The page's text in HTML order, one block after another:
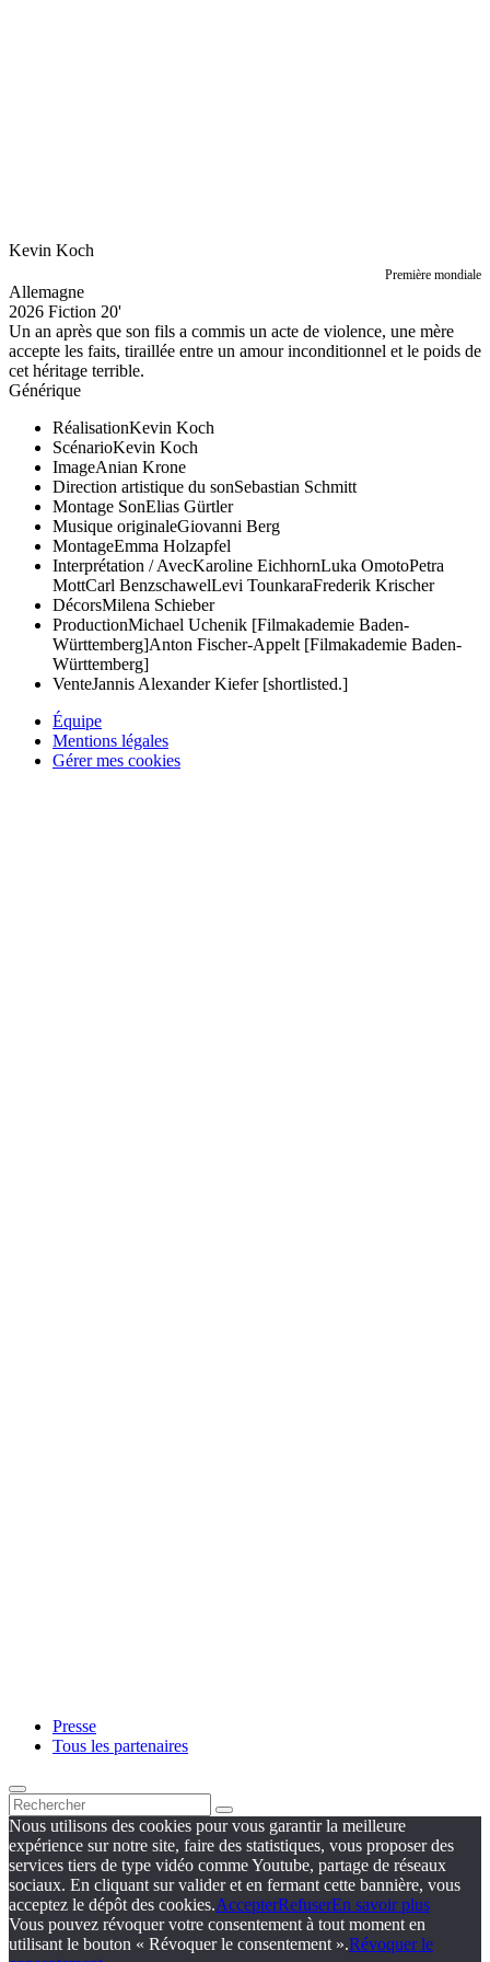
Kevin Koch
Première mondiale
Allemagne
2026 Fiction 20'
Un an après que son fils a commis un acte de violence, une mère
accepte les faits, tiraillée entre un amour inconditionnel et le poids de
cet héritage terrible.
Générique
RéalisationKevin Koch
ScénarioKevin Koch
ImageAnian Krone
Direction artistique du sonSebastian Schmitt
Montage SonElias Gürtler
Musique originaleGiovanni Berg
MontageEmma Holzapfel
Interprétation / AvecKaroline EichhornLuka OmotoPetra
MottCarl BenzschawelLevi TounkaraFrederik Krischer
DécorsMilena Schieber
ProductionMichael Uchenik [Filmakademie Baden-
Württemberg]Anton Fischer-Appelt [Filmakademie Baden-
Württemberg]
VenteJannis Alexander Kiefer [shortlisted.]
Équipe
Mentions légales
Gérer mes cookies
Presse
Tous les partenaires
Nous utilisons des cookies pour vous garantir la meilleure
expérience sur notre site, faire des statistiques, vous proposer des
services tiers de type vidéo comme Youtube, partage de réseaux
sociaux. En cliquant sur valider et en fermant cette bannière, vous
acceptez le dépôt des cookies.AccepterRefuserEn savoir plus
Vous pouvez révoquer votre consentement à tout moment en
utilisant le bouton « Révoquer le consentement ».Révoquer le